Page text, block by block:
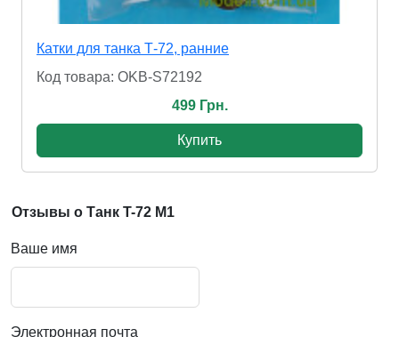
Катки для танка Т-72, ранние
Код товара: OKB-S72192
499 Грн.
Купить
Отзывы о Танк T-72 M1
Ваше имя
Электронная почта